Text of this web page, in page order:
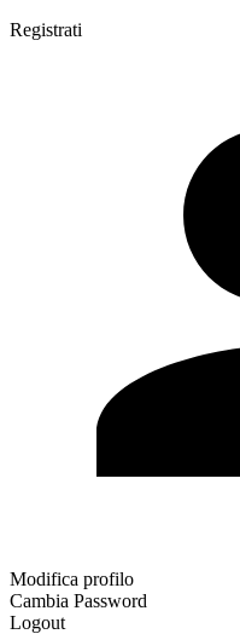
Registrati
Modifica profilo
Cambia Password
Logout